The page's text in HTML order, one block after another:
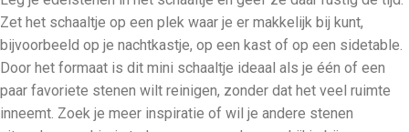
Zet het schaaltje op een plek waar je er makkelijk bij kunt,
bijvoorbeeld op je nachtkastje, op een kast of op een sidetable.
Door het formaat is dit mini schaaltje ideaal als je één of een
paar favoriete stenen wilt reinigen, zonder dat het veel ruimte
inneemt. Zoek je meer inspiratie of wil je andere stenen